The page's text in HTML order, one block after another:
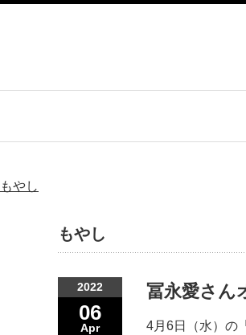
もやし
もやし
2022
06
Apr
冨永愛さん
4月6日（水）の